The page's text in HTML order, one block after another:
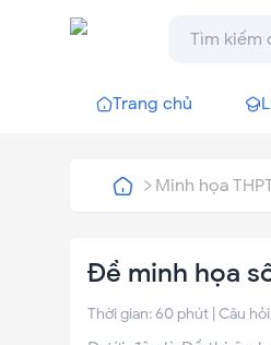
Trang chủ
Minh họa
Đề minh họa
Thời gian:60 phút | Câu